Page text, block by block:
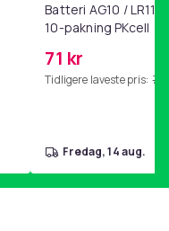
Batteri AG10 /
10-pakning PKcell
71 kr
Tidligere laveste pris: 76
fredag, 14 aug.